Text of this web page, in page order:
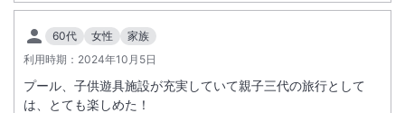
•ご宿泊
※なお、該当日の前日にご宿泊のお客様は、翌日の日帰り入浴をご利用
できません。
60代 女性
家族
利用時期： 2024年10月5日
プール、子供遊具施設が充実していて親子三代の旅行として
は、とても楽しめた！